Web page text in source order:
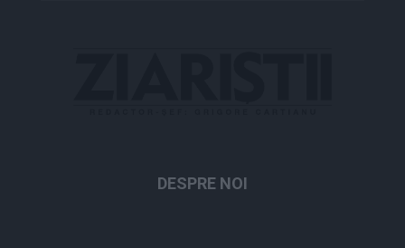
DESPRE NOI